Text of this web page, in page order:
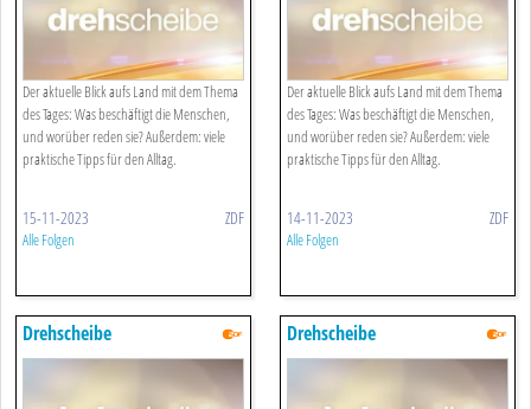
Der aktuelle Blick aufs Land mit dem Thema
des Tages: Was beschäftigt die Menschen,
und worüber reden sie? Außerdem: viele
praktische Tipps für den Alltag.
15-11-2023 ZDF
Alle Folgen
Der aktuelle Blick aufs Land mit dem Thema
des Tages: Was beschäftigt die Menschen,
und worüber reden sie? Außerdem: viele
praktische Tipps für den Alltag.
14-11-2023 ZDF
Alle Folgen
Drehscheibe Drehscheibe